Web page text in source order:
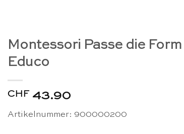
Montessori Passe die Form
Educo
CHF 43.90
Artikelnummer: 900000200